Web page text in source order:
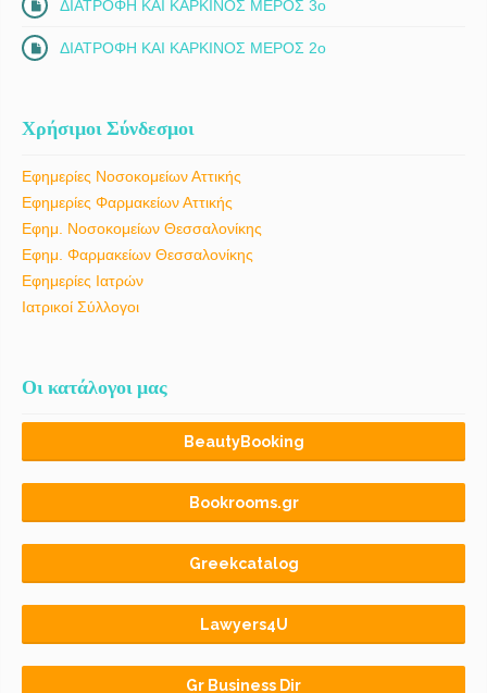
ΔΙΑΤΡΟΦΗ ΚΑΙ ΚΑΡΚΙΝΟΣ ΜΕΡΟΣ 3ο
ΔΙΑΤΡΟΦΗ ΚΑΙ ΚΑΡΚΙΝΟΣ ΜΕΡΟΣ 2ο
Χρήσιμοι Σύνδεσμοι
Εφημερίες Νοσοκομείων Αττικής
Εφημερίες Φαρμακείων Αττικής
Εφημ. Νοσοκομείων Θεσσαλονίκης
Εφημ. Φαρμακείων Θεσσαλονίκης
Εφημερίες Ιατρών
Ιατρικοί Σύλλογοι
Οι κατάλογοι μας
BeautyBooking
Bookrooms.gr
Greekcatalog
Lawyers4U
Gr Business Dir